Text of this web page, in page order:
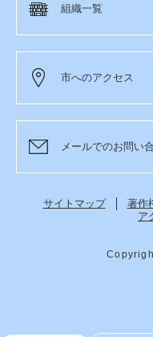
組織一覧
市へのアクセス
メールでのお問い
サイトマップ 著作
ア